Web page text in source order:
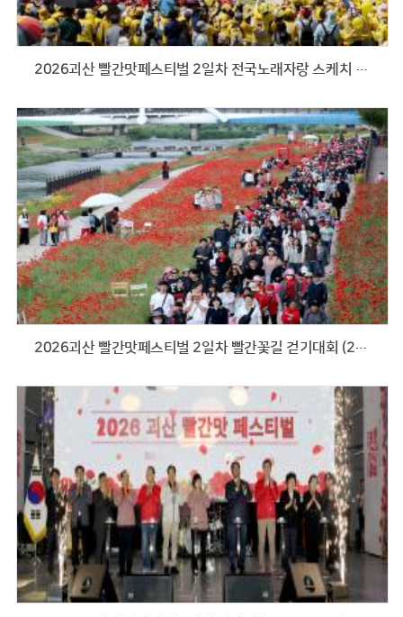
2026괴산 빨간맛페스티벌 2일차 전국노래자랑 스케치 (2026.05.23)
2026괴산 빨간맛페스티벌 2일차 빨간꽃길 걷기대회 (2026.05.23)